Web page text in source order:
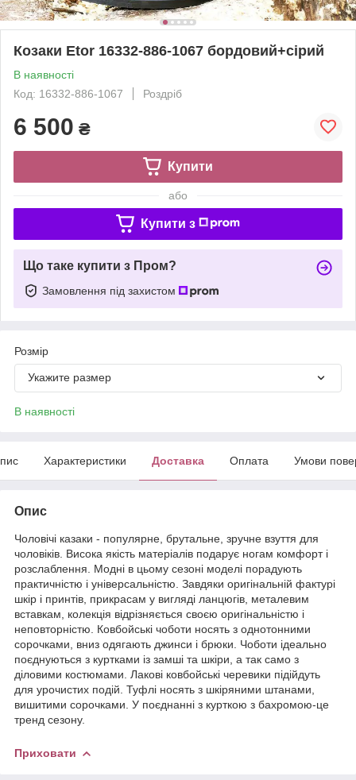
Козаки Etor 16332-886-1067 бордовий+сірий
В наявності
Код: 16332-886-1067
Роздріб
6 500 ₴
Купити
або
Купити з
Що таке купити з Пром?
Замовлення під захистом
Розмір
Укажите размер
В наявності
Характеристики Доставка Оплата Умови
Опис
Чоловічі казаки - популярне, брутальне, зручне взуття для
чоловіків. Висока якість матеріалів подарує ногам комфорт і
розслаблення. Модні в цьому сезоні моделі порадують
практичністю і універсальністю. Завдяки оригінальній фактурі
шкір і принтів, прикрасам у вигляді ланцюгів, металевим
вставкам, колекція відрізняється своєю оригінальністю і
неповторністю. Ковбойські чоботи носять з однотонними
сорочками, вниз одягають джинси і брюки. Чоботи ідеально
поєднуються з куртками із замші та шкіри, а так само з
діловими костюмами. Лакові ковбойські черевики підійдуть
для урочистих подій. Туфлі носять з шкіряними штанами,
вишитими сорочками. У поєднанні з курткою з бахромою-це
тренд сезону.
Приховати